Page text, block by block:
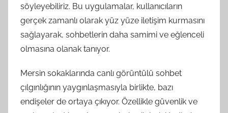
söyleyebiliriz. Bu uygulamalar, kullanıcıların
gerçek zamanlı olarak yüz yüze iletişim kurmasını
sağlayarak, sohbetlerin daha samimi ve eğlenceli
olmasına olanak tanıyor.
Mersin sokaklarında canlı görüntülü sohbet
çılgınlığının yaygınlaşmasıyla birlikte, bazı
endişeler de ortaya çıkıyor. Özellikle güvenlik ve